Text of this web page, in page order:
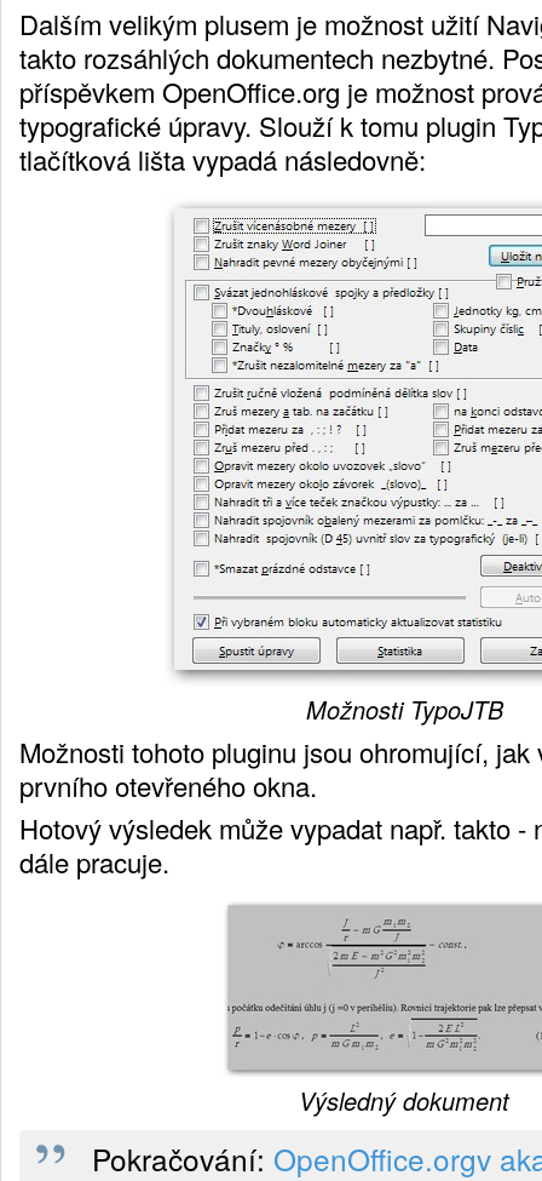
Dalším velikým plusem je možnost užití
takto rozsáhlých dokumentech nezbytné.
příspěvkem OpenOffice.org je možnost
typografické úpravy. Slouží k tomu plugin
tlačítková lišta vypadá následovně:
Možnosti TypoJTB
Možnosti tohoto pluginu jsou ohromující, jak
prvního otevřeného okna.
Hotový výsledek může vypadat např. takto -
dále pracuje.
Výsledný dokument
Pokračování: OpenOffice.orgv